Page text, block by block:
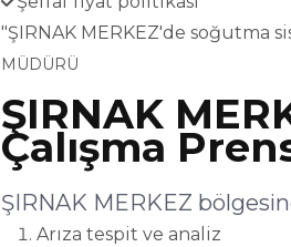
"ŞIRNAK MERKEZ'de soğutma
MÜDÜRÜ
ŞIRNAK
Çalışma
ŞIRNAK MERKEZ
Arıza tespit ve analiz